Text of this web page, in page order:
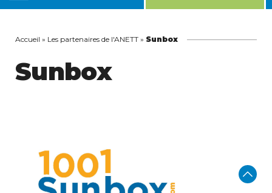
MENU
Accueil » Les partenaires de l'ANETT » Sunbox
Sunbox